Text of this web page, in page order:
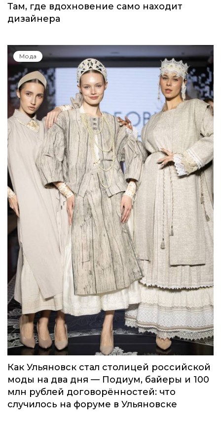
Там, где вдохновение само находит
дизайнера
Мода
Как Ульяновск стал столицей российской
моды на два дня — Подиум, байеры и 100
млн рублей договорённостей: что
случилось на форуме в Ульяновске